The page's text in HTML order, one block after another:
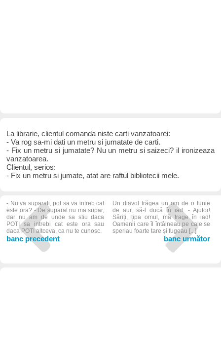
La librarie, clientul comanda niste carti vanzatoarei:
- Va rog sa-mi dati un metru si jumatate de carti.
- Fix un metru si jumatate? Nu un metru si saizeci? il ironizeaza
vanzatoarea.
Clientul, serios:
- Fix un metru si jumate, atat are raftul bibliotecii mele.
- Nu va suparati, pot sa va intreb cat
este ora? - De suparat nu ma supar,
dar nu am de unde sa stiu daca
POTI sa intrebi cat este ora sau
daca POTI altceva, ca nu te cunosc.
banc precedent
Un diavol trăgea un om de o funie
de aur, să-l ducă în iad. - Ajutor!
Săriți, țipa omul, mă trage în iad!
Oamenii care îl întâlneau pe cale se
speriau foarte tare și fugeau [...]
banc următor